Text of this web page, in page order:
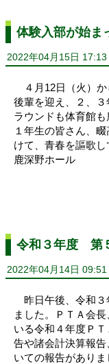
体験入部が始ま
2022年04月15日 17:13
４月12日（火）か
後輩を迎え、２、
ラウンドも体育館も
１年生の皆さん、
けて、青春を謳歌
鹿深野ホール
令和３年度 第
2022年04月14日 09:51
昨日午後、令和３
ました。ＰＴＡ会
いる令和４年度Ｐ
告や諸会計決算報
いての報告があり